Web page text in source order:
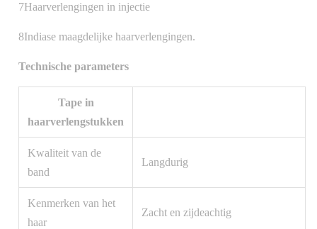
7Haarverlengingen in injectie
8Indiase maagdelijke haarverlengingen.
Technische parameters
Tape in
haarverlengstukken
Kwaliteit van de
band
Langdurig
Kenmerken van het
haar
Zacht en zijdeachtig